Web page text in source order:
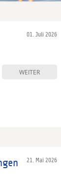
01. Juli 2026
WEITER
21. Mai 2026